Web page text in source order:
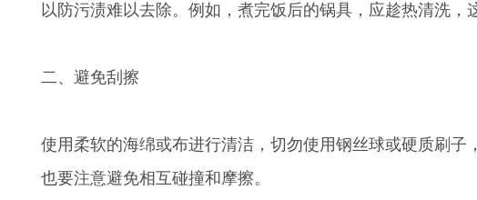
以防污渍难以去除。例如，煮完饭后的锅具，应趁热清洗，
二、避免刮擦
使用柔软的海绵或布进行清洁，切勿使用钢丝球或硬质刷子
也要注意避免相互碰撞和摩擦。